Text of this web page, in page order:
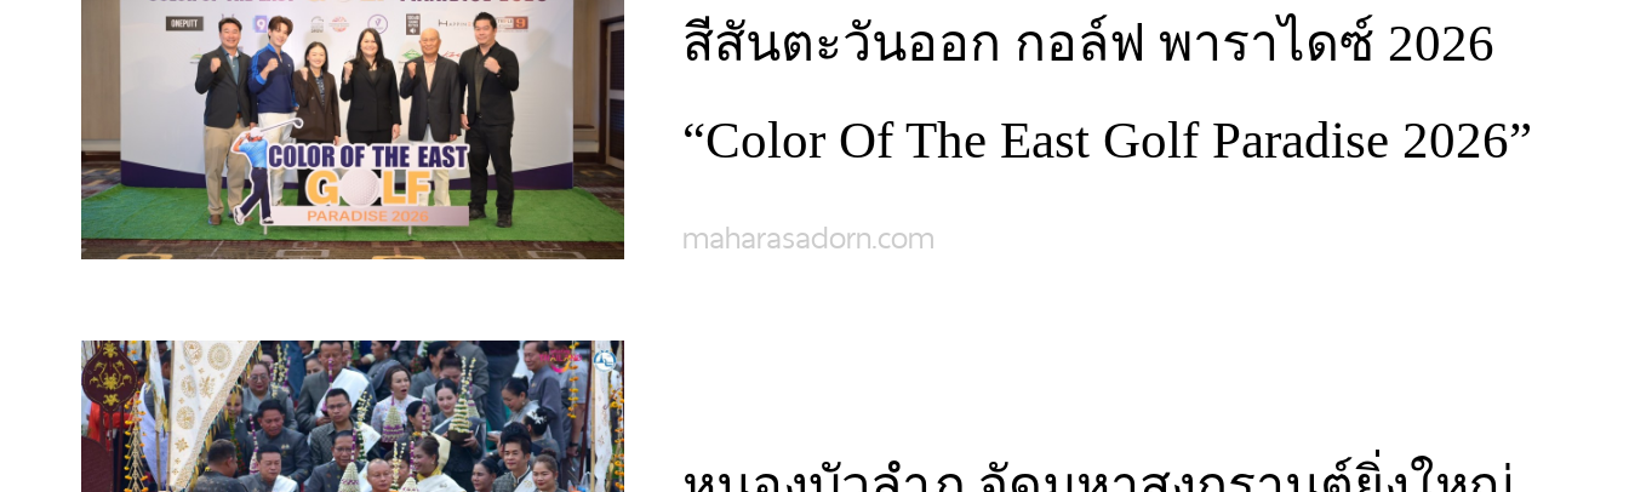
สีสันตะวันออก กอล์ฟ พาราไดซ์ 2026
“Color Of The East Golf Paradise 2026”
maharasadorn.com